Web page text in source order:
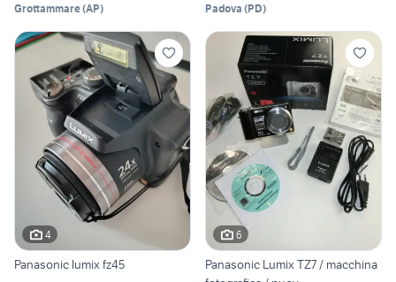
Grottammare(AP) Padova (PD)
4
Panasonic lumix fz45
6
Panasonic Lumix TZ7 / macchina